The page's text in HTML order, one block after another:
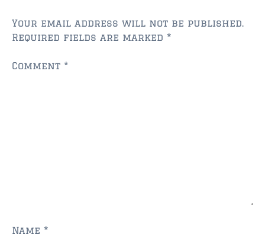
Your email address will not be published.
Required fields are marked *
Comment *
Name *